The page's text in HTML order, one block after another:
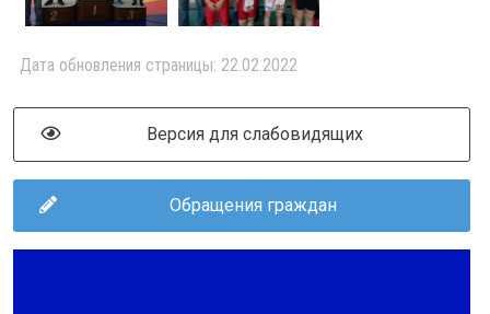
Дата обновления страницы: 22.02.2022
Версия для слабовидящих
Обращения граждан